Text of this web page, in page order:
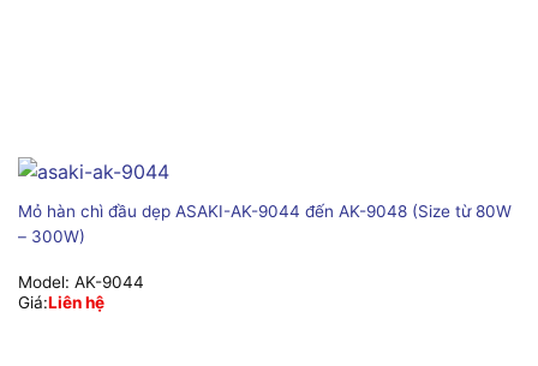
Mỏ hàn chì đầu dẹp ASAKI-AK-9044 đến AK-9048 (Size từ 80W
– 300W)
Model: AK-9044
Giá:Liên hệ